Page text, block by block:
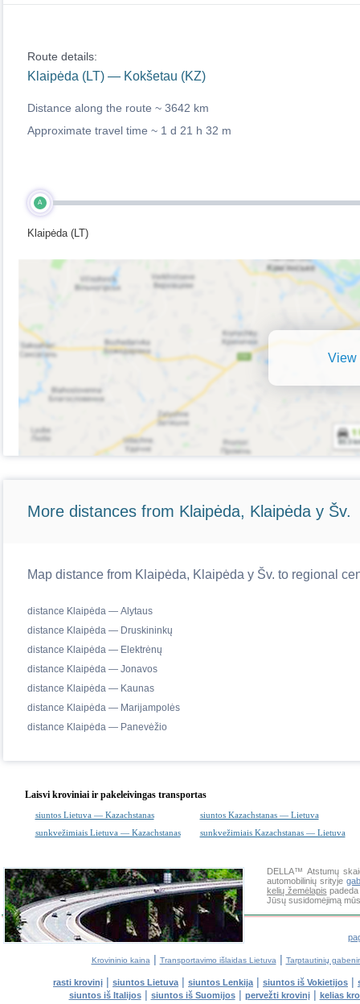
Route details:
Klaipėda (LT) — Kokšetau (KZ)
Distance along the route ~ 3642 km
Approximate travel time ~ 1 d 21 h 32 m
A
Klaipėda (LT)
View
More distances from Klaipėda, Klaipėda y Šv.
Map distance from Klaipėda, Klaipėda y Šv. to regional
distance Klaipėda — Alytaus
distance Klaipėda — Druskininkų
distance Klaipėda — Elektrėnų
distance Klaipėda — Jonavos
distance Klaipėda — Kaunas
distance Klaipėda — Marijampolės
distance Klaipėda — Panevėžio
Laisvi kroviniai ir pakeleivingas transportas
siuntos Lietuva — Kazachstanas
siuntos Kazachstanas — Lietuva
sunkvežimiais Lietuva — Kazachstanas
sunkvežimiais Kazachstanas — Lietuva
DELLA™ Atstumų
automobilinių srityje
kelių žemėlapis
Jūsų susidomėjimą
Krovininio kaina | Transportavimo išlaidas Lietuva | Tarptautinių
rasti krovinį | siuntos Lietuva | siuntos Lenkija | siuntos iš Vokietijos |
siuntos iš Italijos| siuntos iš Suomijos| pervežti krovinį| kelias